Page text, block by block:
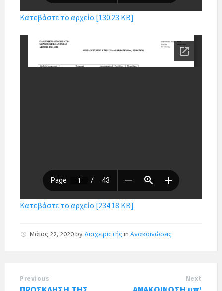
Κατεβάστε το αρχείο [130.23 KB]
Κατεβάστε το αρχείο [234.18 KB]
Μάιος 22, 2020by Διαχειριστής in Ανακοινώσεις
Previous Next